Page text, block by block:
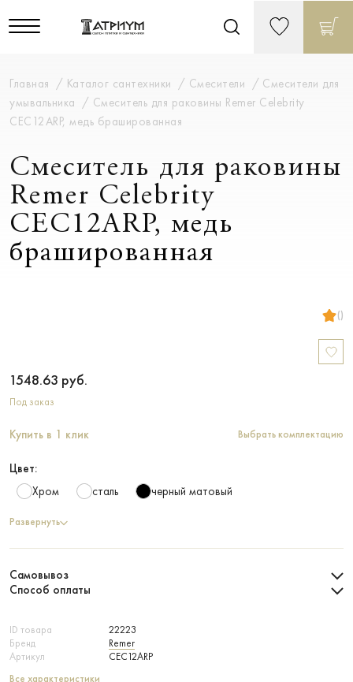
Главная Каталог сантехники Смесители
Смесители для
умывальника
Смеситель для раковины Remer Celebrity
CEC12ARP, медь брашированная
Смеситель для раковины
Remer Celebrity
CEC12ARP, медь
брашированная
()
ID товара
22223
Бренд
Remer
Артикул
CEC12ARP
Все характеристики
1548.63 руб.
Под заказ
Купить в 1 клик Выбрать комплектацию
Цвет:
Хром
сталь черный матовый
Развернуть
Самовывоз
Способ оплаты